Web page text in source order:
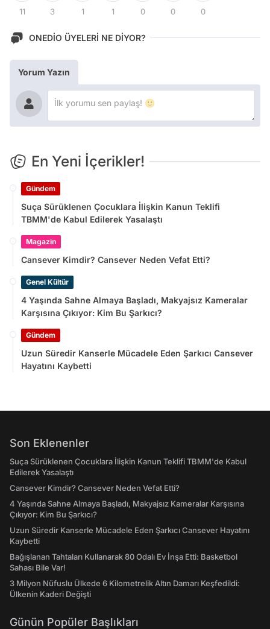
11 3 1 1 0 0 0
ONEDİO ÜYELERİ NE DİYOR?
Yorum Yazın
En Yeni İçerikler!
Gündem
Suça Sürüklenen Çocuklara İlişkin Kanun Teklifi
TBMM'de Kabul Edilerek Yasalaştı
Magazin
Cansever Kimdir? Cansever Neden Vefat Etti?
Genel Kültür
4 Yaşında Sahne Almaya Başladı, Makyajsız Kameralar
Karşısına Çıkıyor: Kim Bu Şarkıcı?
Gündem
Uzun Süredir Kanserle Mücadele Eden Şarkıcı Cansever
Hayatını Kaybetti
Son Eklenenler
Suça Sürüklenen Çocuklara İlişkin Kanun Teklifi TBMM'de Kabul
Edilerek Yasalaştı
Cansever Kimdir? Cansever Neden Vefat Etti?
4 Yaşında Sahne Almaya Başladı, Makyajsız Kameralar Karşısına
Çıkıyor: Kim Bu Şarkıcı?
Uzun Süredir Kanserle Mücadele Eden Şarkıcı Cansever Hayatını
Kaybetti
Bağışlanan Tahtaları Kullanarak 80 Odalı Ev İnşa Etti: Basketbol
Sahası Bile Var!
3 Milyon Nüfuslu Ülkede 6 Kilometrelik Altın Damarı Keşfedildi:
Ülkenin Kaderi Değişti
Günün Popüler Başlıkları